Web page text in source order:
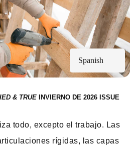
Spanish
INVIERNO DE 2026
todo, excepto el trabajo. Las
rígidas, las capas